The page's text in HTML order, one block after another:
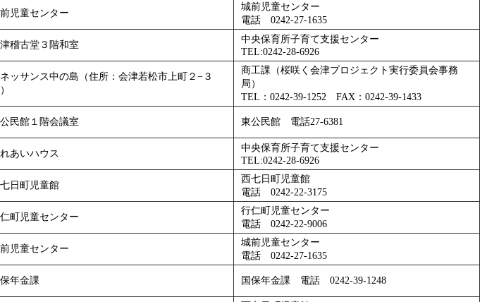
児童センター
城前児童センター
電話 0242-27-1635
稽古堂３階和室
中央保育所子育て支援センター
TEL:0242-28-6926
ッサンス中の島（住所：会津若松市上町２−３
商工課（桜咲く会津プロジェクト実行委員会事務
局）
TEL：0242-39-1252 FAX：0242-39-1433
民館１階会議室 東公民館 電話27-6381
あいハウス
中央保育所子育て支援センター
TEL:0242-28-6926
日町児童館
西七日町児童館
電話 0242-22-3175
町児童センター
行仁町児童センター
電話 0242-22-9006
児童センター
城前児童センター
電話 0242-27-1635
年金課 国保年金課 電話 0242-39-1248